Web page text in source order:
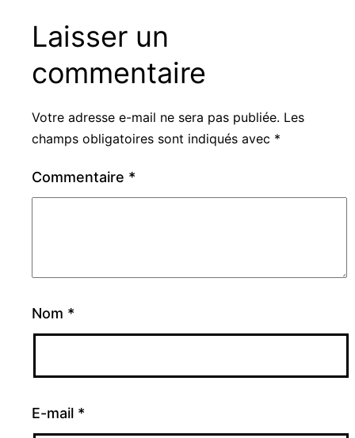
Laisser un
commentaire
Votre adresse e-mail ne sera pas publiée. Les
champs obligatoires sont indiqués avec *
Commentaire *
Nom *
E-mail *